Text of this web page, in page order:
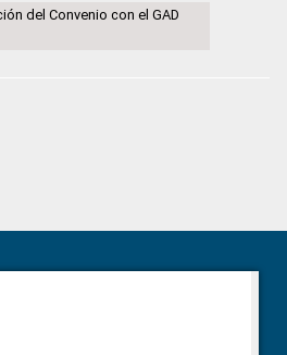
del Convenio con el GAD